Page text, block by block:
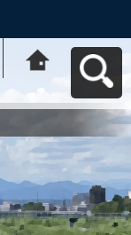
動応援ｻｲﾄ はち
コミねっとへ戻